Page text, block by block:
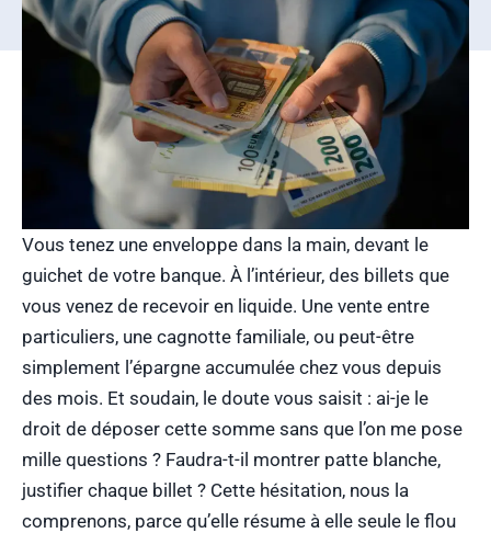
Vous tenez une enveloppe dans la main, devant le
guichet de votre banque. À l’intérieur, des billets que
vous venez de recevoir en liquide. Une vente entre
particuliers, une cagnotte familiale, ou peut-être
simplement l’épargne accumulée chez vous depuis
des mois. Et soudain, le doute vous saisit : ai-je le
droit de déposer cette somme sans que l’on me pose
mille questions ? Faudra-t-il montrer patte blanche,
justifier chaque billet ? Cette hésitation, nous la
comprenons, parce qu’elle résume à elle seule le flou